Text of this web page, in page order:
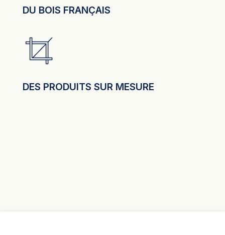
DU BOIS FRANÇAIS
DES PRODUITS SUR MESURE